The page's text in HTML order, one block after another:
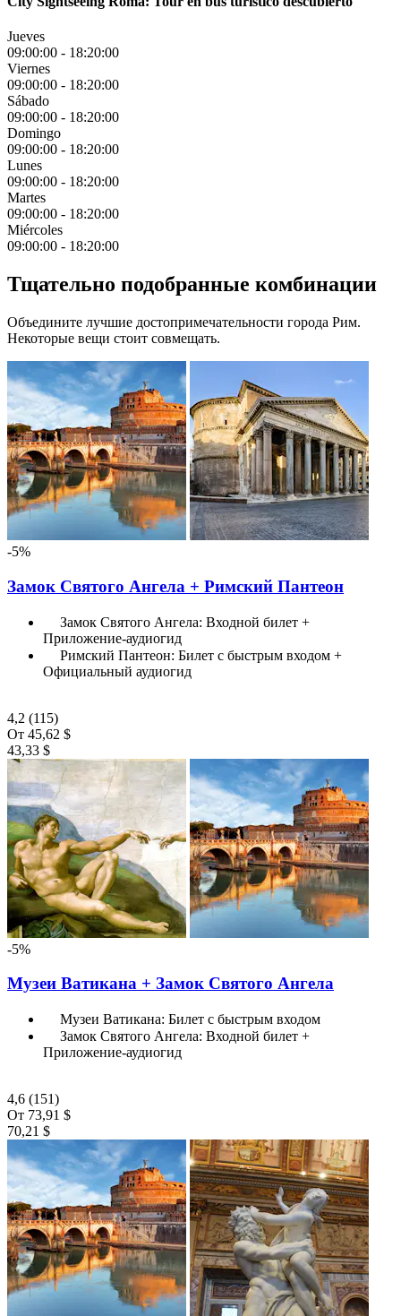
Jueves
09:00:00 - 18:20:00
Viernes
09:00:00 - 18:20:00
Sábado
09:00:00 - 18:20:00
Domingo
09:00:00 - 18:20:00
Lunes
09:00:00 - 18:20:00
Martes
09:00:00 - 18:20:00
Miércoles
09:00:00 - 18:20:00
Тщательно подобранные комбинации
Объедините лучшие достопримечательности города Рим.
Некоторые вещи стоит совмещать.
-5%
Замок Святого Ангела + Римский Пантеон
Замок Святого Ангела: Входной билет +
Приложение-аудиогид
Римский Пантеон: Билет с быстрым входом +
Официальный аудиогид
4,2 (115)
От 45,62 $
43,33 $
-5%
Музеи Ватикана + Замок Святого Ангела
Музеи Ватикана: Билет с быстрым входом
Замок Святого Ангела: Входной билет +
Приложение-аудиогид
4,6 (151)
От 73,91 $
70,21 $